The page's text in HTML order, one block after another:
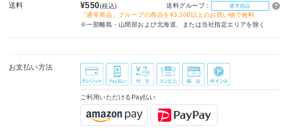
送料 ¥550(税込) 送料グループ： 通常商品
「通常商品」グループの商品を¥3,300以上のお買い物で無料
※一部離島・山間部および北海道、または当社指定エリアを除く
お支払い方法
ご利用いただけるPay払い